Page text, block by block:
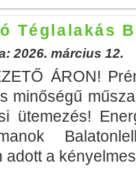
Téglalakás
2026. március 12.
ÁRON!
minőségű
ütemezés!
adott a